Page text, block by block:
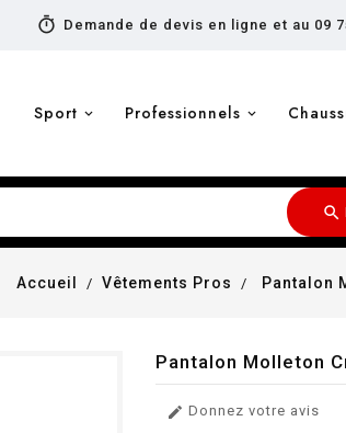
timer Demande de devis en ligne et au 09
Sport Professionnels
search
Accueil Vêtements Pros Pantalon
Pantalon Molleton
 Donnez votre avis